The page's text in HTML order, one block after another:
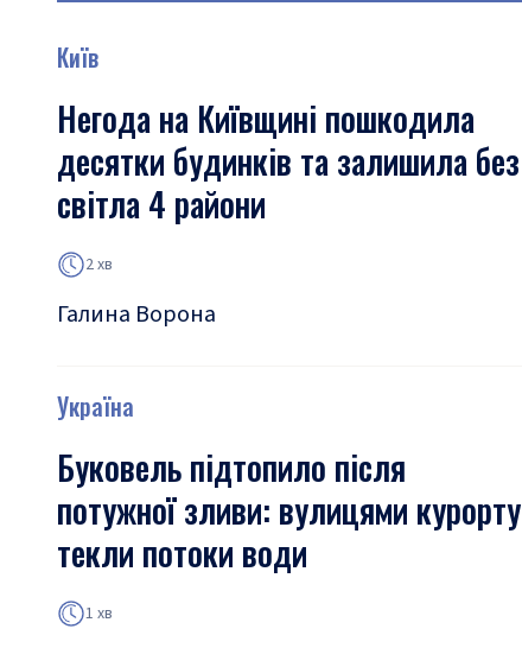
Київ
Негода на Київщині пошкодила
десятки будинків та залишила без
світла 4 райони
2 хв
Галина Ворона
Україна
Буковель підтопило після
потужної зливи: вулицями курорту
текли потоки води
1 хв